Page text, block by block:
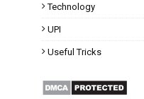
Technology
UPI
Useful Tricks